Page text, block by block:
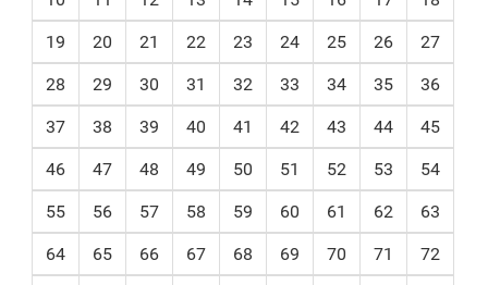
19 20 21 22 23 24 25 26 27
28 29 30 31 32 33 34 35 36
37 38 39 40 41 42 43 44 45
46 47 48 49 50 51 52 53 54
55 56 57 58 59 60 61 62 63
64 65 66 67 68 69 70 71 72